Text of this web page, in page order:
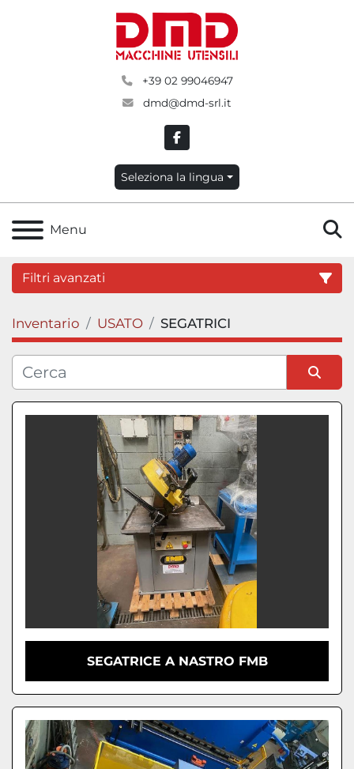
+39 02 99046947
dmd@dmd-srl.it
facebook
Seleziona la lingua
Menu
Filtri avanzati
Categoria
Condizione
Inventario USATO SEGATRICI
Ordina per
SEGATRICE A NASTRO FMB